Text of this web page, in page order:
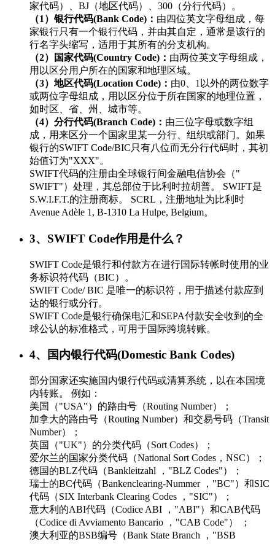
家代码）、BJ（地区代码）、300（分行代码）。
（1）银行代码(Bank Code)： 由四位英文字母组成，每
家银行只有一个银行代码，并由其自定，通常是该行的
行名字头缩写，适用于其所有的分支机构。
（2）国家代码(Country Code)： 由两位英文字母组成，
用以区分用户所在的国家和地理区域。
（3）地区代码(Location Code)： 由0、1以外的两位数字
或两位字母组成，用以区分位于所在国家的地理位置，
如时区、省、州、城市等。
（4）分行代码(Branch Code)： 由三位字母或数字组
成，用来区分一个国家里某一分行、组织或部门。如果
银行的SWIFT Code/BIC只有八位而无分行代码时，其初
始值订为"XXX"。
SWIFT代码的注册由全球银行间金融电信协会（"
SWIFT"）处理，其总部位于比利时拉胡普。 SWIFT是
S.W.I.F.T.的注册商标。 SCRL，注册地址为比利时
Avenue Adèle 1, B-1310 La Hulpe, Belgium。
3、SWIFT Code作用是什么？
SWIFT Code是银行和付款方在进行国际转帐时使用的业
务标识符代码（BIC）。
SWIFT Code/ BIC 是唯一的标识符，用于描述付款应到
达的银行或分行。
SWIFT Code是银行确保电汇和SEPA付款安全收到的全
球公认的标准格式，可用于国际跨境转账。
4、国内银行代码(Domestic Bank Codes)
部分国家还实施国内银行代码或清算系统，以在本国境
内转账。 例如：
美国（"USA"）的路由号（Routing Number）；
加拿大的路由号（Routing Number）和交易号码（Transit
Number）；
英国（"UK"）的分类代码（Sort Codes）；
爱尔兰的国家分类代码（National Sort Codes，NSC）；
德国的BLZ代码（Bankleitzahl ，"BLZ Codes"）；
瑞士的BC代码（Bankenclearing-Nummer ，"BC"）和SIC
代码（SIX Interbank Clearing Codes ，"SIC"）；
意大利的ABI代码（Codice ABI ，"ABI"）和CAB代码
（Codice di Avviamento Bancario ，"CAB Code"） ；
澳大利亚的BSB编号（Bank State Branch ，"BSB